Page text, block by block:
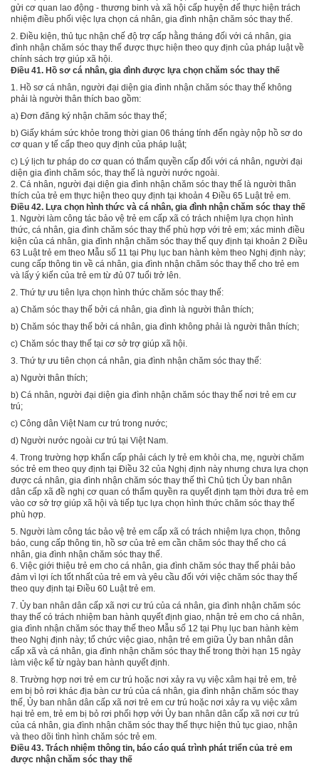
gửi cơ quan lao động - thương binh và xã hội cấp huyện để thực hiện trách
nhiệm điều phối việc lựa chọn cá nhân, gia đình nhận chăm sóc thay thế.
2. Điều kiện, thủ tục nhận chế độ trợ cấp hằng tháng đối với cá nhân, gia
đình nhận chăm sóc thay thế được thực hiện theo quy định của pháp luật về
chính sách trợ giúp xã hội.
Điều 41. Hồ sơ cá nhân, gia đình được lựa chọn chăm sóc thay thế
1. Hồ sơ cá nhân, người đại diện gia đình nhận chăm sóc thay thế không
phải là người thân thích bao gồm:
a) Đơn đăng ký nhận chăm sóc thay thế;
b) Giấy khám sức khỏe trong thời gian 06 tháng tính đến ngày nộp hồ sơ do
cơ quan y tế cấp theo quy định của pháp luật;
c) Lý lịch tư pháp do cơ quan có thẩm quyền cấp đối với cá nhân, người đại
diện gia đình chăm sóc, thay thế là người nước ngoài.
2. Cá nhân, người đại diện gia đình nhận chăm sóc thay thế là người thân
thích của trẻ em thực hiện theo quy định tại khoản 4 Điều 65 Luật trẻ em.
Điều 42. Lựa chọn hình thức và cá nhân, gia đình nhận chăm sóc thay thế
1. Người làm công tác bảo vệ trẻ em cấp xã có trách nhiệm lựa chọn hình
thức, cá nhân, gia đình chăm sóc thay thế phù hợp với trẻ em; xác minh điều
kiện của cá nhân, gia đình nhận chăm sóc thay thế quy định tại khoản 2 Điều
63 Luật trẻ em theo Mẫu số 11 tại Phụ lục ban hành kèm theo Nghị định này;
cung cấp thông tin về cá nhân, gia đình nhận chăm sóc thay thế cho trẻ em
và lấy ý kiến của trẻ em từ đủ 07 tuổi trở lên.
2. Thứ tự ưu tiên lựa chọn hình thức chăm sóc thay thế:
a) Chăm sóc thay thế bởi cá nhân, gia đình là người thân thích;
b) Chăm sóc thay thế bởi cá nhân, gia đình không phải là người thân thích;
c) Chăm sóc thay thế tại cơ sở trợ giúp xã hội.
3. Thứ tự ưu tiên chọn cá nhân, gia đình nhận chăm sóc thay thế:
a) Người thân thích;
b) Cá nhân, người đại diện gia đình nhận chăm sóc thay thế nơi trẻ em cư
trú;
c) Công dân Việt Nam cư trú trong nước;
d) Người nước ngoài cư trú tại Việt Nam.
4. Trong trường hợp khẩn cấp phải cách ly trẻ em khỏi cha, mẹ, người chăm
sóc trẻ em theo quy định tại Điều 32 của Nghị định này nhưng chưa lựa chọn
được cá nhân, gia đình nhận chăm sóc thay thế thì Chủ tịch Ủy ban nhân
dân cấp xã đề nghị cơ quan có thẩm quyền ra quyết định tạm thời đưa trẻ em
vào cơ sở trợ giúp xã hội và tiếp tục lựa chọn hình thức chăm sóc thay thế
phù hợp.
5. Người làm công tác bảo vệ trẻ em cấp xã có trách nhiệm lựa chọn, thông
báo, cung cấp thông tin, hồ sơ của trẻ em cần chăm sóc thay thế cho cá
nhân, gia đình nhận chăm sóc thay thế.
6. Việc giới thiệu trẻ em cho cá nhân, gia đình chăm sóc thay thế phải bảo
đảm vì lợi ích tốt nhất của trẻ em và yêu cầu đối với việc chăm sóc thay thế
theo quy định tại Điều 60 Luật trẻ em.
7. Ủy ban nhân dân cấp xã nơi cư trú của cá nhân, gia đình nhận chăm sóc
thay thế có trách nhiệm ban hành quyết định giao, nhận trẻ em cho cá nhân,
gia đình nhận chăm sóc thay thế theo Mẫu số 12 tại Phụ lục ban hành kèm
theo Nghị định này; tổ chức việc giao, nhận trẻ em giữa Ủy ban nhân dân
cấp xã và cá nhân, gia đình nhận chăm sóc thay thế trong thời hạn 15 ngày
làm việc kể từ ngày ban hành quyết định.
8. Trường hợp nơi trẻ em cư trú hoặc nơi xảy ra vụ việc xâm hại trẻ em, trẻ
em bị bỏ rơi khác địa bàn cư trú của cá nhân, gia đình nhận chăm sóc thay
thế, Ủy ban nhân dân cấp xã nơi trẻ em cư trú hoặc nơi xảy ra vụ việc xâm
hại trẻ em, trẻ em bị bỏ rơi phối hợp với Ủy ban nhân dân cấp xã nơi cư trú
của cá nhân, gia đình nhận chăm sóc thay thế thực hiện thủ tục giao, nhận
và theo dõi tình hình chăm sóc trẻ em.
Điều 43. Trách nhiệm thông tin, báo cáo quá trình phát triển của trẻ em
được nhận chăm sóc thay thế